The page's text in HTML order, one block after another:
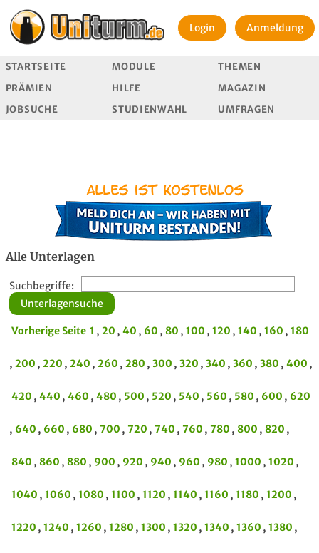
Login Anmeldung
STARTSEITE MODULE
THEMEN
PRÄMIEN
HILFE
MAGAZIN
JOBSUCHE
STUDIENWAHL UMFRAGEN
Alle Unterlagen
Suchbegriffe:
Vorherige Seite 1 , 20 , 40 , 60 , 80 , 100 , 120 , 140 , 160 , 180
, 200 , 220 , 240 , 260 , 280 , 300 , 320 , 340 , 360 , 380 , 400 ,
420 , 440 , 460 , 480 , 500 , 520 , 540 , 560 , 580 , 600 , 620
, 640 , 660 , 680 , 700 , 720 , 740 , 760 , 780 , 800 , 820 ,
840 , 860 , 880 , 900 , 920 , 940 , 960 , 980 , 1000 , 1020 ,
1040 , 1060 , 1080 , 1100 , 1120 , 1140 , 1160 , 1180 , 1200 ,
1220 , 1240 , 1260 , 1280 , 1300 , 1320 , 1340 , 1360 , 1380 ,